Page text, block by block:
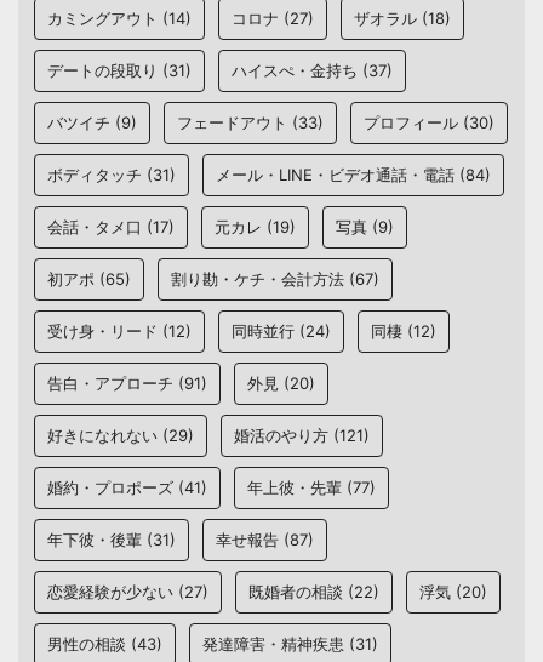
カミングアウト (14) コロナ (27) ザオラル (18)
デートの段取り (31) ハイスぺ・金持ち (37)
バツイチ (9) フェードアウト (33) プロフィール (30)
ボディタッチ (31) メール・LINE・ビデオ通話・電話 (84)
会話・タメ口 (17) 元カレ (19) 写真 (9)
初アポ (65) 割り勘・ケチ・会計方法 (67)
受け身・リード (12) 同時並行 (24) 同棲 (12)
告白・アプローチ (91) 外見 (20)
好きになれない (29) 婚活のやり方 (121)
婚約・プロポーズ (41) 年上彼・先輩 (77)
年下彼・後輩 (31) 幸せ報告 (87)
恋愛経験が少ない (27) 既婚者の相談 (22) 浮気 (20)
男性の相談 (43) 発達障害・精神疾患 (31)